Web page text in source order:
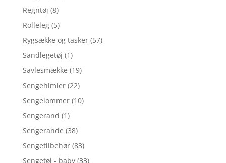
Regntøj (8)
Rolleleg (5)
Rygsække og tasker (57)
Sandlegetøj (1)
Savlesmække (19)
Sengehimler (22)
Sengelommer (10)
Sengerand (1)
Sengerande (38)
Sengetilbehør (83)
Sengetøj - baby (33)